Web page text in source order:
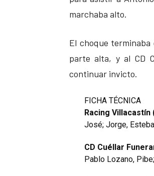
marchaba alto.
El choque
parte alta, y al CD
continuar invicto.
FICHA TÉCNICA
Racing Villacastín
José; Jorge,
CD Cuéllar
Pablo Lozano,